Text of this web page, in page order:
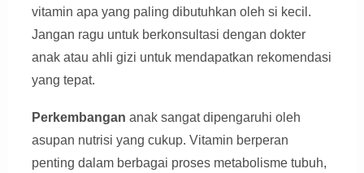
vitamin apa yang paling dibutuhkan oleh si kecil.
Jangan ragu untuk berkonsultasi dengan dokter
anak atau ahli gizi untuk mendapatkan rekomendasi
yang tepat.
Perkembangan anak sangat dipengaruhi oleh
asupan nutrisi yang cukup. Vitamin berperan
penting dalam berbagai proses metabolisme tubuh,